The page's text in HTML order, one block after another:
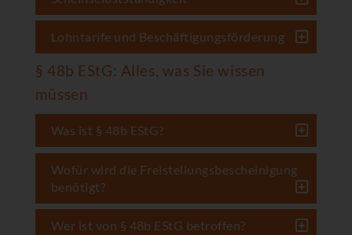
Lohntarife und Beschäftigungsförderung
§ 48b EStG: Alles, was Sie wissen
müssen
Was ist § 48b EStG?
Wofür wird die Freistellungsbescheinigung
benötigt?
Wer ist von § 48b EStG betroffen?